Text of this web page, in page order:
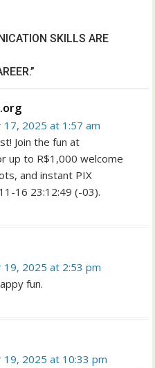
SKILLS ARE
17, 2025 at 1:57 am
Join the fun at
up to R$1,000 welcome
and instant PIX
16 23:12:49 (-03).
19, 2025 at 2:53 pm
fun.
19, 2025 at 10:33 pm